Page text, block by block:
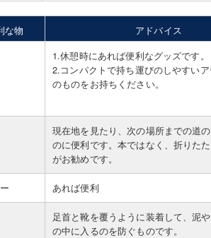
な物
アドバイス
1.休憩時にあれば便利なグッズです。
2.コンパクトで持ち運びのしやすい
のものをお持ちください。
現在地を見たり、次の場所までの道
のに便利です。本ではなく、折りた
がお勧めです。
あれば便利
足首と靴を覆うように装着して、泥
の中に入るのを防ぐものです。